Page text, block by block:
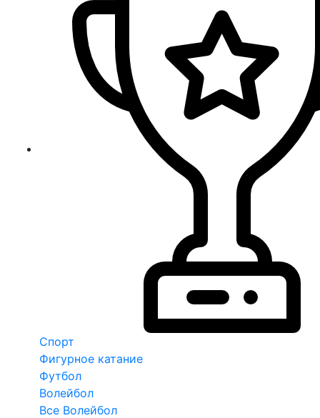
Спорт
Фигурное катание
Футбол
Волейбол
Все Волейбол